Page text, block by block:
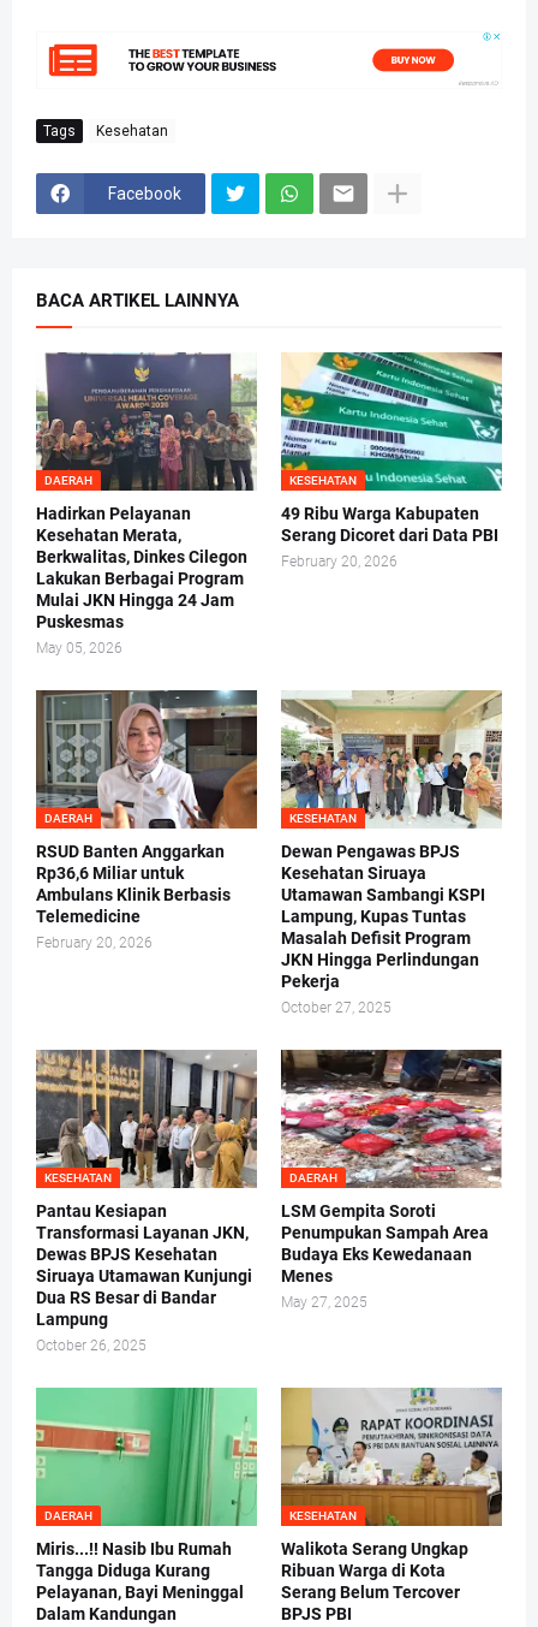
Tags Kesehatan
Facebook
BACA ARTIKEL LAINNYA
DAERAH
Hadirkan Pelayanan
Kesehatan Merata,
Berkwalitas, Dinkes Cilegon
Lakukan Berbagai Program
Mulai JKN Hingga 24 Jam
Puskesmas
May 05, 2026
KESEHATAN
49 Ribu Warga Kabupaten
Serang Dicoret dari Data PBI
February 20, 2026
DAERAH
RSUD Banten Anggarkan
Rp36,6 Miliar untuk
Ambulans Klinik Berbasis
Telemedicine
February 20, 2026
KESEHATAN
Dewan Pengawas BPJS
Kesehatan Siruaya
Utamawan Sambangi KSPI
Lampung, Kupas Tuntas
Masalah Defisit Program
JKN Hingga Perlindungan
Pekerja
October 27, 2025
KESEHATAN
Pantau Kesiapan
Transformasi Layanan JKN,
Dewas BPJS Kesehatan
Siruaya Utamawan Kunjungi
Dua RS Besar di Bandar
Lampung
October 26, 2025
DAERAH
LSM Gempita Soroti
Penumpukan Sampah Area
Budaya Eks Kewedanaan
Menes
May 27, 2025
DAERAH
Miris...!! Nasib Ibu Rumah
Tangga Diduga Kurang
Pelayanan, Bayi Meninggal
Dalam Kandungan
KESEHATAN
Walikota Serang Ungkap
Ribuan Warga di Kota
Serang Belum Tercover
BPJS PBI